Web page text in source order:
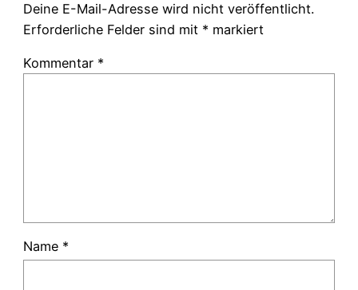
Deine E-Mail-Adresse wird nicht veröffentlicht.
Erforderliche Felder sind mit * markiert
Kommentar *
Name *